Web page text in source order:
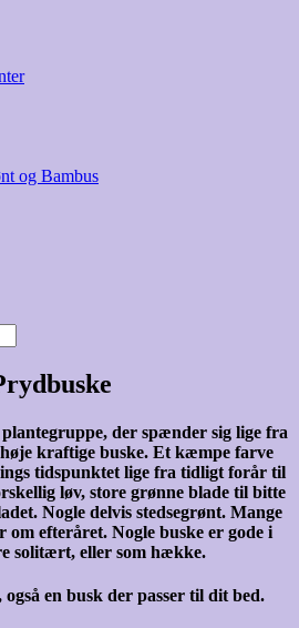
og Bambus
der spænder sig lige fra
kraftige buske. Et kæmpe farve
tidspunktet lige fra tidligt forår til
løv, store grønne blade til bitte
Nogle delvis stedsegrønt. Mange
om efteråret. Nogle buske er gode i
solitært, eller som hække.
en busk der passer til dit bed.